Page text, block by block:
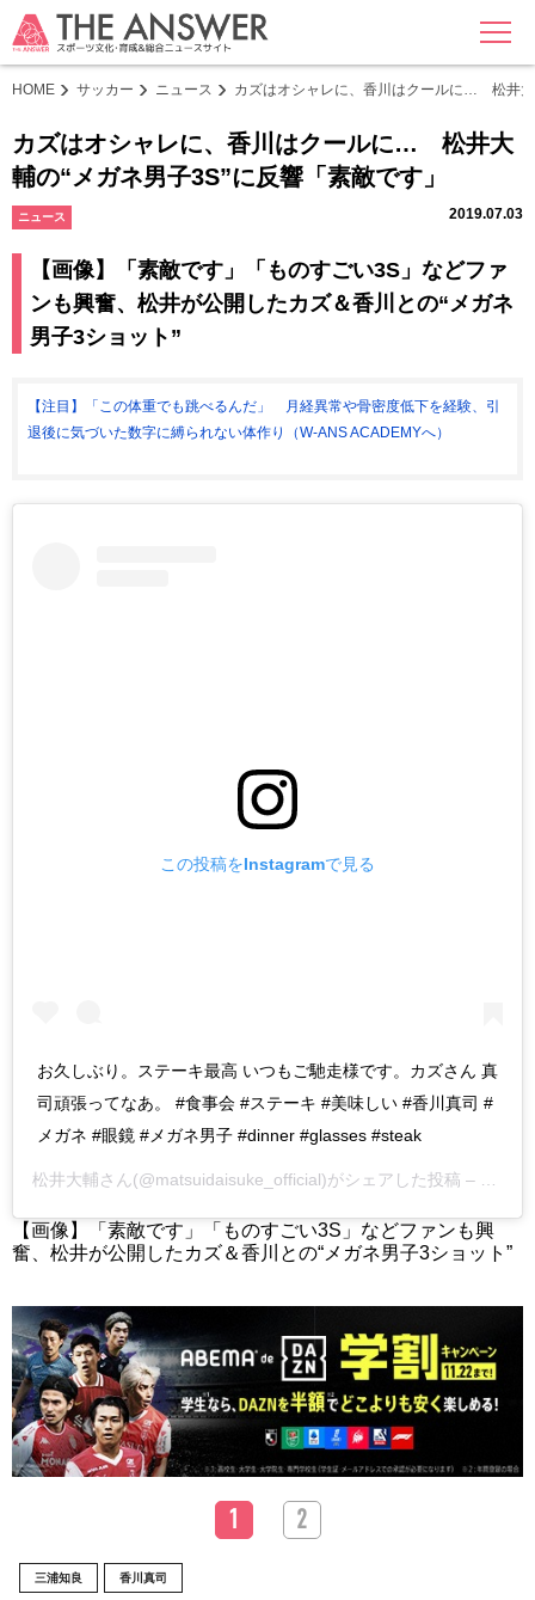
MENU
HOME サッカー ニュース カズはオシャレに、香川はクールに… 松井大
カズはオシャレに、香川はクールに… 松井大
輔の“メガネ男子3S”に反響「素敵です」
ニュース 2019.07.03
【画像】「素敵です」「ものすごい3S」などファ
ンも興奮、松井が公開したカズ＆香川との“メガネ
男子3ショット”
【注目】「この体重でも跳べるんだ」 月経異常や骨密度低下を経験、引
退後に気づいた数字に縛られない体作り（W-ANS ACADEMYへ）
この投稿をInstagramで見る
お久しぶり。ステーキ最高 いつもご馳走様です。カズさん 真
司頑張ってなあ。 #食事会 #ステーキ #美味しい #香川真司 #
メガネ #眼鏡 #メガネ男子 #dinner #glasses #steak
松井大輔さん(@matsuidaisuke_official)がシェアした投稿 –
【画像】「素敵です」「ものすごい3S」などファンも興
奮、松井が公開したカズ＆香川との“メガネ男子3ショット”
1 2
三浦知良 香川真司